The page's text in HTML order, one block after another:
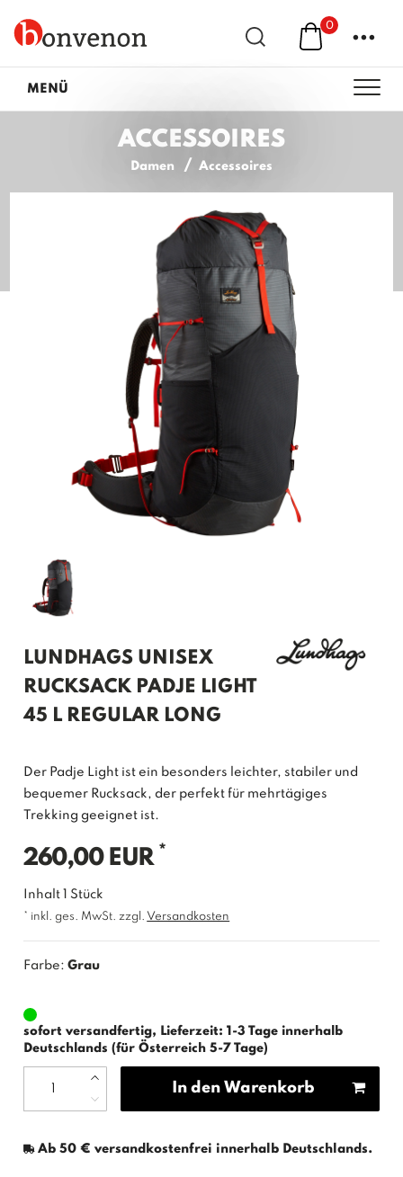
0 ...
MENÜ
ACCESSOIRES
Damen Accessoires
LUNDHAGS UNISEX
RUCKSACK PADJE LIGHT
45 L REGULAR LONG
Der Padje Light ist ein besonders leichter, stabiler und
bequemer Rucksack, der perfekt für mehrtägiges
Trekking geeignet ist.
260,00 EUR *
Inhalt1Stück
* inkl. ges. MwSt. zzgl. Versandkosten
Farbe:Grau
sofort versandfertig, Lieferzeit: 1-3 Tage innerhalb
Deutschlands (für Österreich 5-7 Tage)
In den Warenkorb
Ab 50 € versandkostenfrei innerhalb Deutschlands.